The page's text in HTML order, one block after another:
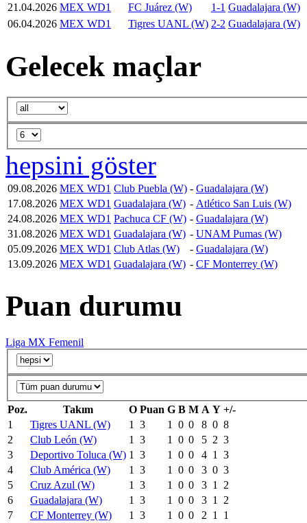
21.04.2026 MEX WD1 FC Juárez (W) 1-1 Guadalajara (W)
06.04.2026 MEX WD1 Tigres UANL (W) 2-2 Guadalajara (W)
Gelecek maçlar
hepsini göster
09.08.2026 MEX WD1 Club Puebla (W) - Guadalajara (W)
17.08.2026 MEX WD1 Guadalajara (W) - Atlético San Luis (W)
24.08.2026 MEX WD1 Pachuca CF (W) - Guadalajara (W)
31.08.2026 MEX WD1 Guadalajara (W) - UNAM Pumas (W)
05.09.2026 MEX WD1 Club Atlas (W) - Guadalajara (W)
13.09.2026 MEX WD1 Guadalajara (W) - CF Monterrey (W)
Puan durumu
Liga MX Femenil
Poz. Takım O Puan G B M A Y +/-
1
Tigres UANL (W) 1 3 1 0 0 8 0 8
2
Club León (W) 1 3 1 0 0 5 2 3
3
Deportivo Toluca (W) 1 3 1 0 0 4 1
3
4
Club América (W) 1 3 1 0 0 3 0 3
5
Cruz Azul (W) 1 3 1 0 0 3 1
2
6
Guadalajara (W) 1 3 1 0 0 3 1
2
7
CF Monterrey (W) 1 3 1 0 0 2 1
1